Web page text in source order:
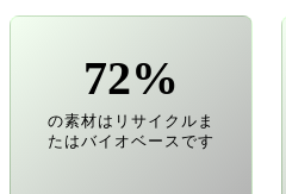
72%
の素材はリサイクルま
たはバイオベースです